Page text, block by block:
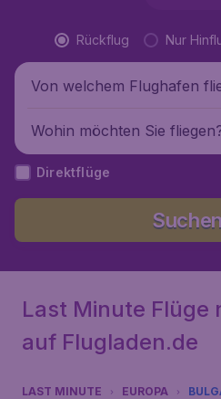
Rückflug Nur
Von welchem Flughafen
Wohin möchten Sie
Direktflüge
Suchen
Last Minute Flüge
auf Flugladen.de
LAST MINUTE EUROPA